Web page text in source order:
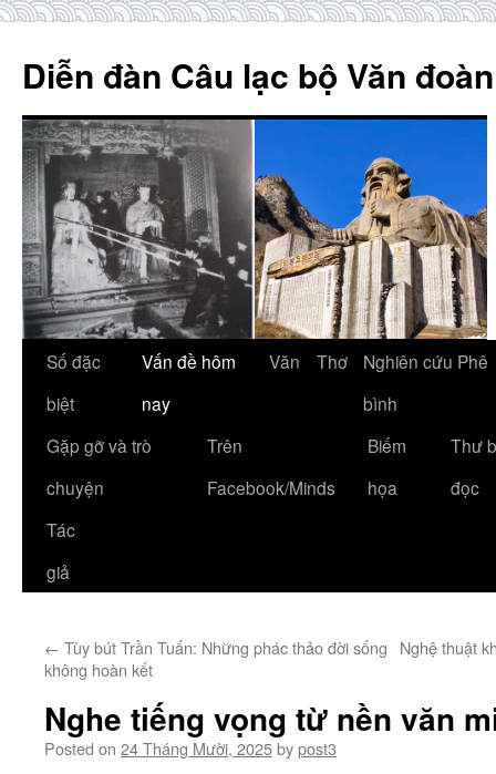
content
Diễn đàn Câu lạc bộ Văn
Số đặc
biệt
Vấn đề hôm
nay
Văn Thơ
Nghiên cứu Phê
bình
Gặp gỡ và trò
chuyện
Trên
Facebook/Minds
Biếm
họa
Thư
đọc
Tác
giả
← Tùy bút Trần Tuấn: Những phác thảo đời sống
không hoàn kết
Nghệ thuật
Nghe tiếng vọng từ nền văn
Posted on 24 Tháng Mười, 2025bypost3